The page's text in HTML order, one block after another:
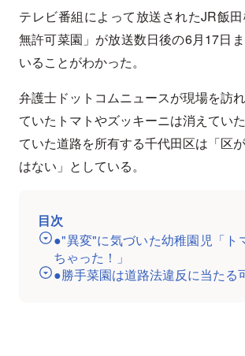
テレビ番組によって放送されたJR飯
無許可菜園」が放送数日後の6月17日
いることがわかった。
弁護士ドットコムニュースが現場を訪
ていたトマトやズッキーニは消えてい
ていた道路を所有する千代田区は「区
はない」としている。
目次
●"異変"に気づいた幼稚園児「ト
ちゃった！」
●勝手菜園は道路法違反に当たる